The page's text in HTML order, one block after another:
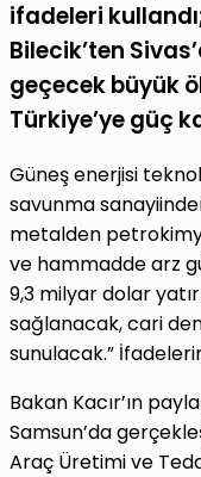
ifadeleri
Bilecik’ten
geçecek büyük
Türkiye’ye güç
Güneş enerjisi
savunma
metalden
ve hammadde arz
9,3 milyar dolar
sağlanacak, cari
sunulacak.”
Bakan Kacır’ın
Samsun’da
Araç Üretimi ve